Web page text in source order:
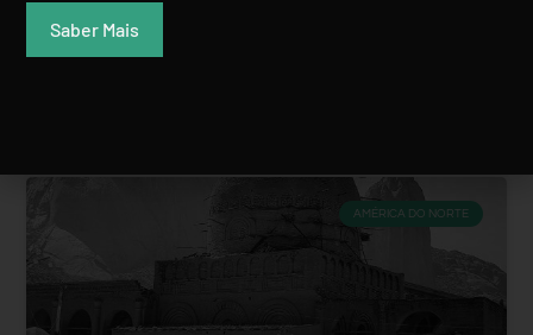
AMÉRICA DO NORTE
Saber Mais